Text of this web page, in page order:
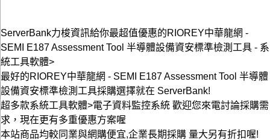
ServerBank力梭資訊給你最超值優惠的RIOREY中華龍網 -
SEMI E187 Assessment Tool 半導體設備資安標準檢測工具 - 系
統工具軟體>
最好的RIOREY中華龍網 - SEMI E187 Assessment Tool 半導體
設備資安標準檢測工具採購選擇就在 ServerBank!
超多款系統工具軟體>電子資料監控系統 歡迎您來電討論採購需
求，現在更有多重優惠方案喔
本站商品均較同業與網購便宜,企業長期採購 量大另有折扣喔!